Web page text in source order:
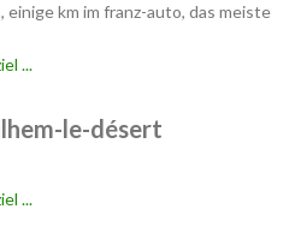
einige km im franz-auto, das meiste
...
le-désert
...